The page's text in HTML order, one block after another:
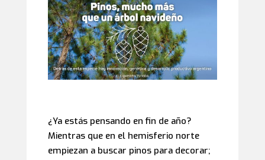
¿Ya estás pensando en fin de año?
Mientras que en el hemisferio norte
empiezan a buscar pinos para decorar;